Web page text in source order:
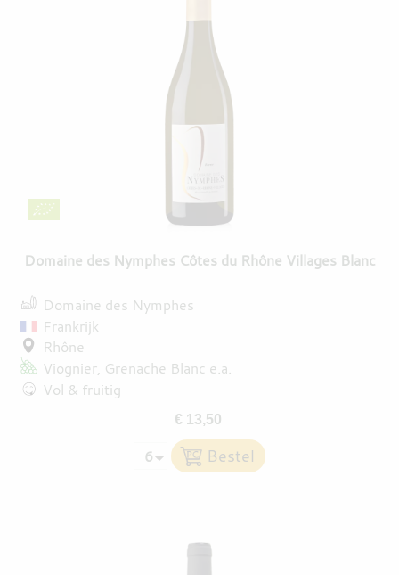
Domaine des Nymphes Côtes du Rhône Villages Blanc
Domaine des Nymphes
Frankrijk
Rhône
Viognier Grenache Blanc e.a.
Vol & fruitig
€ 13,50